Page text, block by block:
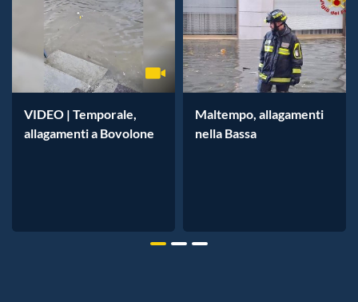
VIDEO | Temporale,
allagamenti a Bovolone
Maltempo, allagamenti
nella Bassa